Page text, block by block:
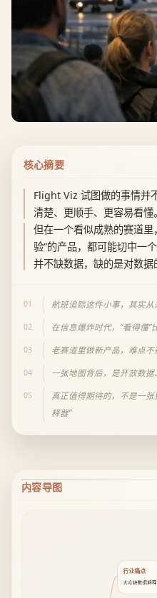
核心摘要
Flight Viz 试图做的事情并
清楚、更顺手、更容易看懂。
但在一个看似成熟的赛道
验”的产品，都可能切中
并不缺数据，缺的是对数据
01 航班追踪这件小事，其实从
02 在信息爆炸时代，“看得懂”
03 老赛道里做新产品，难点
04 一张地图背后，是开放数
05
真正值得期待的，不是一
释器”
内容导图
行业痛点
大众缺数据解